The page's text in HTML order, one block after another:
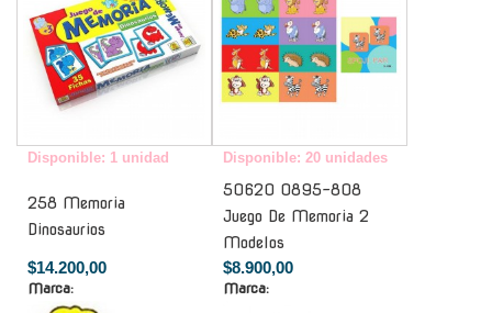
Disponible: 1 unidad
258 Memoria
Dinosaurios
$14.200,00
Marca:
Disponible: 20 unidades
50620 0895-808
Juego De Memoria 2
Modelos
$8.900,00
Marca: